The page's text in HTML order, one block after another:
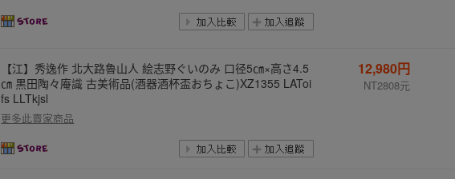
【江】秀逸作 北大路魯山人 絵志野ぐいのみ 口径5㎝×高さ4.5
㎝ 黒田陶々庵識 古美術品(酒器酒杯盃おちょこ)XZ1355 LAToi
fs LLTkjsl
更多此賣家商品
12,980円
NT2808元